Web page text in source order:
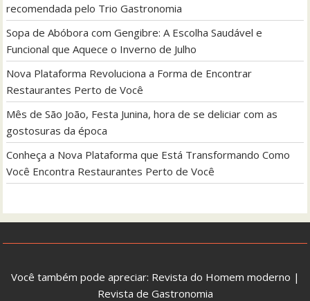
recomendada pelo Trio Gastronomia
Sopa de Abóbora com Gengibre: A Escolha Saudável e
Funcional que Aquece o Inverno de Julho
Nova Plataforma Revoluciona a Forma de Encontrar
Restaurantes Perto de Você
Mês de São João, Festa Junina, hora de se deliciar com as
gostosuras da época
Conheça a Nova Plataforma que Está Transformando Como
Você Encontra Restaurantes Perto de Você
Você também pode apreciar: Revista do Homem moderno |
Revista de Gastronomia